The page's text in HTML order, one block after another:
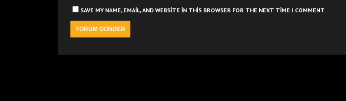
SAVE MY NAME, EMAIL, AND WEBSITE IN THIS BROWSER FOR THE NEXT TIME I COMMENT.